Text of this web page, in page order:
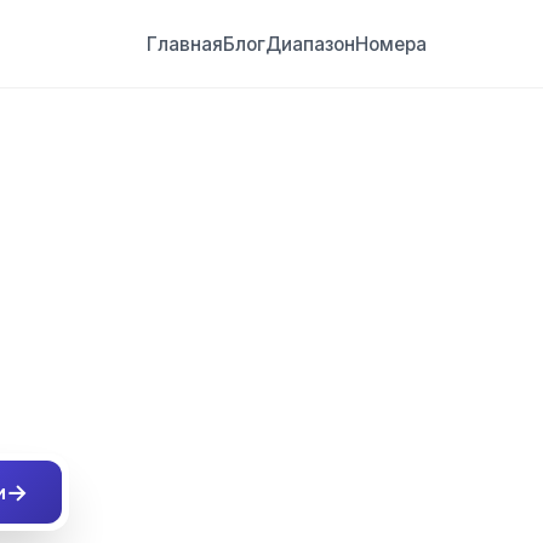
ГлавнаяБлогДиапазонНомера
→